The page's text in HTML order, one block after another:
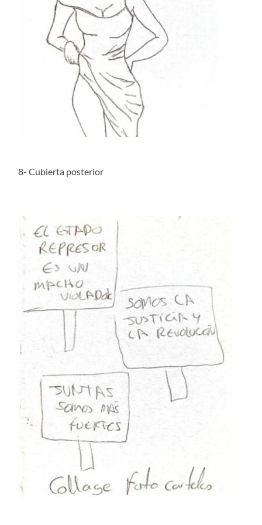
8- Cubierta posterior